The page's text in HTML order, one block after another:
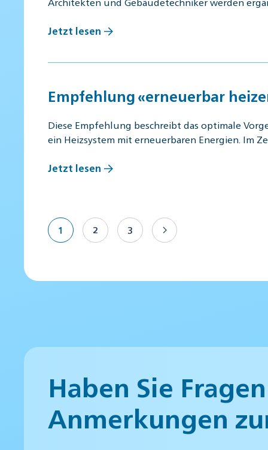
Jetzt lesen
Empfehlung «erneuerbar
Diese Empfehlung beschreibt das optimale
ein Heizsystem mit erneuerbaren Energien. Im
Jetzt lesen
1 2 3
Haben Sie
Anmerkungen